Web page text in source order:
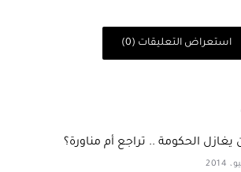
استعراض التعليقات (0)
يغازل الحكومة .. تراجع أم مناورة؟